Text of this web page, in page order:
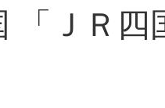
「ＪＲ